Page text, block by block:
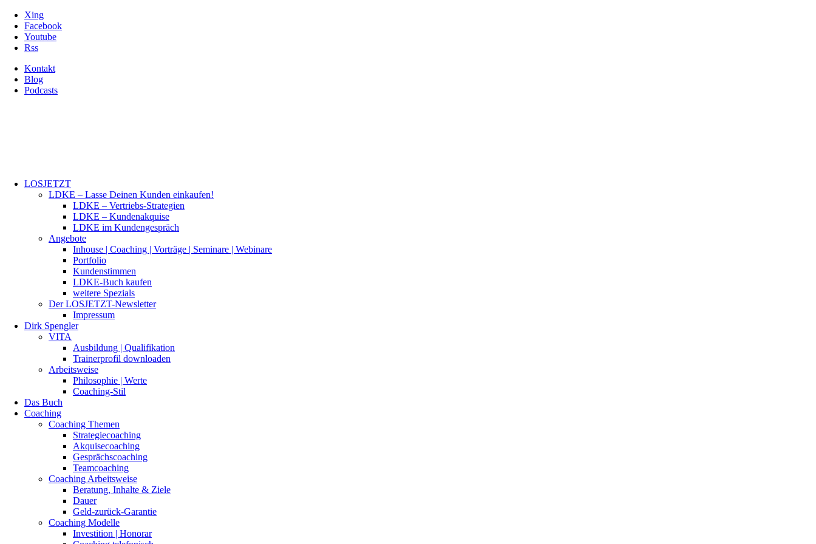
Xing
Facebook
Youtube
Rss
Kontakt
Blog
Podcasts
LOSJETZT
LDKE – Lasse Deinen Kunden einkaufen!
LDKE – Vertriebs-Strategien
LDKE – Kundenakquise
LDKE im Kundengespräch
Angebote
Inhouse | Coaching | Vorträge | Seminare | Webinare
Portfolio
Kundenstimmen
LDKE-Buch kaufen
weitere Spezials
Der LOSJETZT-Newsletter
Impressum
Dirk Spengler
VITA
Ausbildung | Qualifikation
Trainerprofil downloaden
Arbeitsweise
Philosophie | Werte
Coaching-Stil
Das Buch
Coaching
Coaching Themen
Strategiecoaching
Akquisecoaching
Gesprächscoaching
Teamcoaching
Coaching Arbeitsweise
Beratung, Inhalte & Ziele
Dauer
Geld-zurück-Garantie
Coaching Modelle
Investition | Honorar